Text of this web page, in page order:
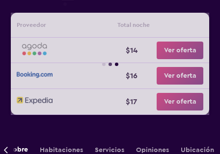
Proveedor Total noche
$14 Ver oferta
$16 Ver oferta
$17 Ver oferta
Sobre Habitaciones Servicios Opiniones Ubicación